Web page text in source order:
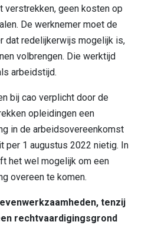
verstrekken, geen kosten op
De werknemer moet de
dat redelijkerwijs mogelijk is,
volbrengen. Die werktijd
arbeidstijd.
bij cao verplicht door de
opleidingen een
in de arbeidsovereenkomst
per 1 augustus 2022 nietig. In
het wel mogelijk om een
overeen te komen.
tenzij
rechtvaardigingsgrond